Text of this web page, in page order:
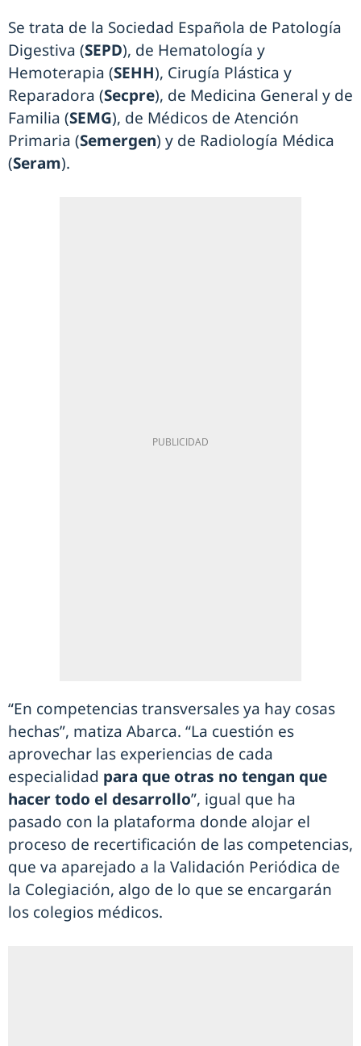
Se trata de la Sociedad Española de Patología
Digestiva (SEPD), de Hematología y
Hemoterapia (SEHH), Cirugía Plástica y
Reparadora (Secpre), de Medicina General y de
Familia (SEMG), de Médicos de Atención
Primaria (Semergen) y de Radiología Médica
(Seram).
“En competencias transversales ya hay cosas
hechas”, matiza Abarca. “La cuestión es
aprovechar las experiencias de cada
especialidad para que otras no tengan que
hacer todo el desarrollo”, igual que ha
pasado con la plataforma donde alojar el
proceso de recertificación de las competencias,
que va aparejado a la Validación Periódica de
la Colegiación, algo de lo que se encargarán
los colegios médicos.